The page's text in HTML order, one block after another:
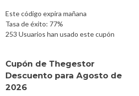
Este código expira mañana
Tasa de éxito: 77%
253 Usuarios han usado este cupón
Cupón de Thegestor
Descuento para Agosto de
2026